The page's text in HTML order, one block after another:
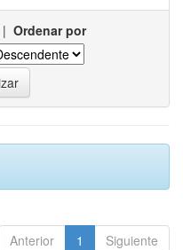
| Ordenar por
Anterior 1 Siguiente